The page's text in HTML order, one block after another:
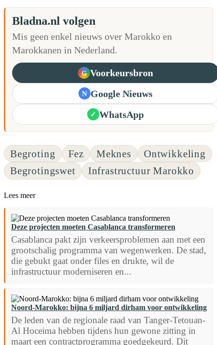
Bladna.nl volgen
Mis geen enkel nieuws over Marokko en
Marokkanen in Nederland.
G Voorkeursbron
N Google Nieuws
✓ WhatsApp
Begroting Fez Meknes
Ontwikkeling
Begrotingswet
Infrastructuur Marokko
Lees meer
Deze projecten moeten Casablanca transformeren
Casablanca pakt zijn verkeersproblemen aan met een
grootschalig programma van wegenwerken. De stad,
die gebukt gaat onder files en drukte, wil de
infrastructuur moderniseren en...
Noord-Marokko: bijna 6 miljard dirham voor ontwikkeling
De leden van de regionale raad van Tanger-Tetouan-
Al Hoceima hebben tijdens hun gewone zitting in
maart een contractprogramma goedgekeurd. Dit